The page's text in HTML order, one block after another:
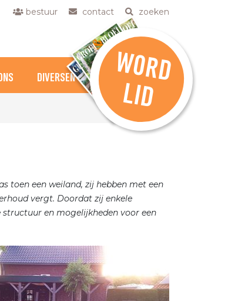
bestuur contact zoeken
DIVERSEN W
O
R
D
L
ID
toen een weiland, zij hebben met een
vergt. Doordat zij enkele
en mogelijkheden voor een